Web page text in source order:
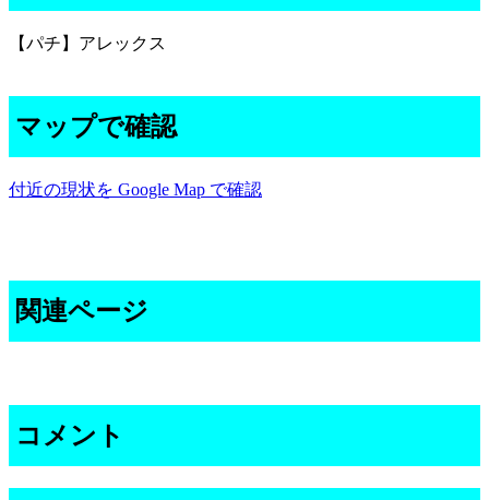
【パチ】アレックス
マップで確認
付近の現状を Google Map で確認
関連ページ
コメント